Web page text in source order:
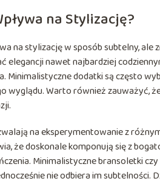
na Stylizację?
na stylizację w sposób subtelny, ale
elegancji nawet najbardziej
Minimalistyczne dodatki są często
wyglądu. Warto również zauważyć,
na eksperymentowanie z
że doskonale komponują się z
Minimalistyczne bransoletki
nie odbiera im subtelności.